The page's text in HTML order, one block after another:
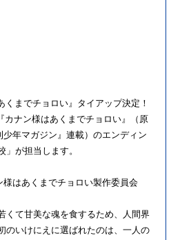
までチョロい』タイアップ決定！
カナン様はあくまでチョロい』（原
年マガジン』連載）のエンディン
」が担当します。
はあくまでチョロい製作委員会
くて甘美な魂を食するため、人間界
のいけにえに選ばれたのは、一人の